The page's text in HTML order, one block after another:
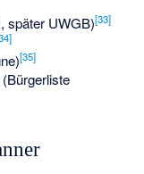
später UWGB)[33]
]
[35]